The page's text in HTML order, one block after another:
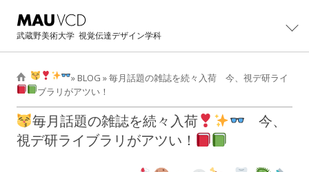
武蔵野美術大学 視覚伝達デザイン学科
学科紹介
学科概要
制作・研究
» BLOG »毎月話題の雑誌を続々入荷 今、視デ研ライ
ブラリがアツい！
毎月話題の雑誌を続々入荷
今、
視デ研ライブラリがアツい！